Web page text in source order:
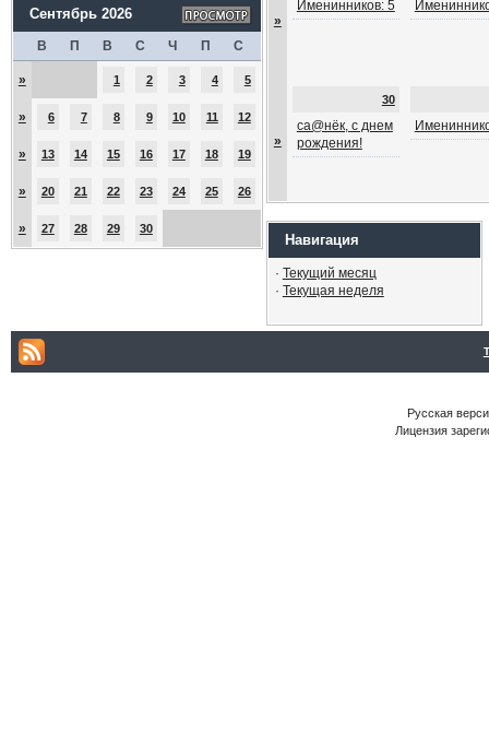
Сентябрь 2026
В П В С Ч П С
» 1 2 3 4 5
» 6 7 8 9 10 11 12
» 13 14 15 16 17 18 19
» 20 21 22 23 24 25 26
» 27 28 29 30
»
Именинников: 5
»
30
са@нёк, с днем
рождения!
Навигация
· Текущий месяц
· Текущая неделя
Русская
Лицензия